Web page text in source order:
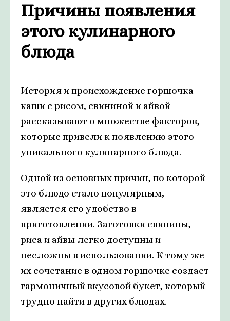
Причины появления
этого кулинарного
блюда
История и происхождение горшочка
каши с рисом, свининой и айвой
рассказывают о множестве факторов,
которые привели к появлению этого
уникального кулинарного блюда.
Одной из основных причин, по которой
это блюдо стало популярным,
является его удобство в
приготовлении. Заготовки свинины,
риса и айвы легко доступны и
несложны в использовании. К тому же
их сочетание в одном горшочке создает
гармоничный вкусовой букет, который
трудно найти в других блюдах.